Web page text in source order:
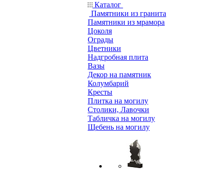
Каталог
Памятники из гранита
Памятники из мрамора
Цоколя
Ограды
Цветники
Надгробная плита
Вазы
Декор на памятник
Колумбарий
Кресты
Плитка на могилу
Столики, Лавочки
Табличка на могилу
Щебень на могилу